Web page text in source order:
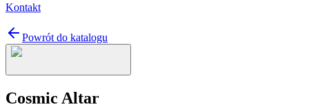
Kontakt
Powrót do katalogu
Cosmic Altar